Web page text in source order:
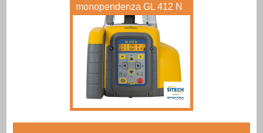
monopendenza GL 412 N